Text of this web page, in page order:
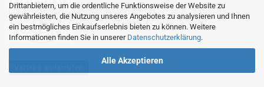
Drittanbietern, um die ordentliche Funktionsweise der Website zu
gewährleisten, die Nutzung unseres Angebotes zu analysieren und Ihnen
ein bestmögliches Einkaufserlebnis bieten zu können. Weitere
Informationen finden Sie in unserer Datenschutzerklärung.
Alle Akzeptieren